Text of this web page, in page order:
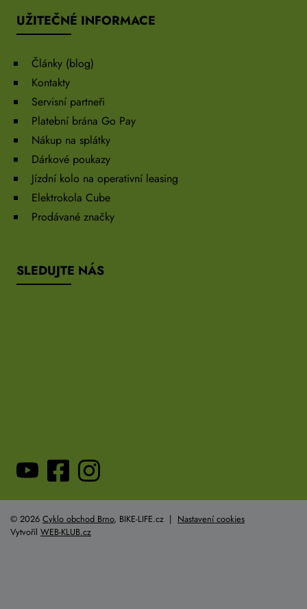
UŽITEČNÉ INFORMACE
Články (blog)
Kontakty
Servisní partneři
Platební brána Go Pay
Nákup na splátky
Dárkové poukazy
Jízdní kolo na operativní leasing
Elektrokola Cube
Prodávané značky
SLEDUJTE NÁS
© 2026 Cyklo obchod Brno, BIKE-LIFE.cz | Nastavení cookies
Vytvořil WEB-KLUB.cz